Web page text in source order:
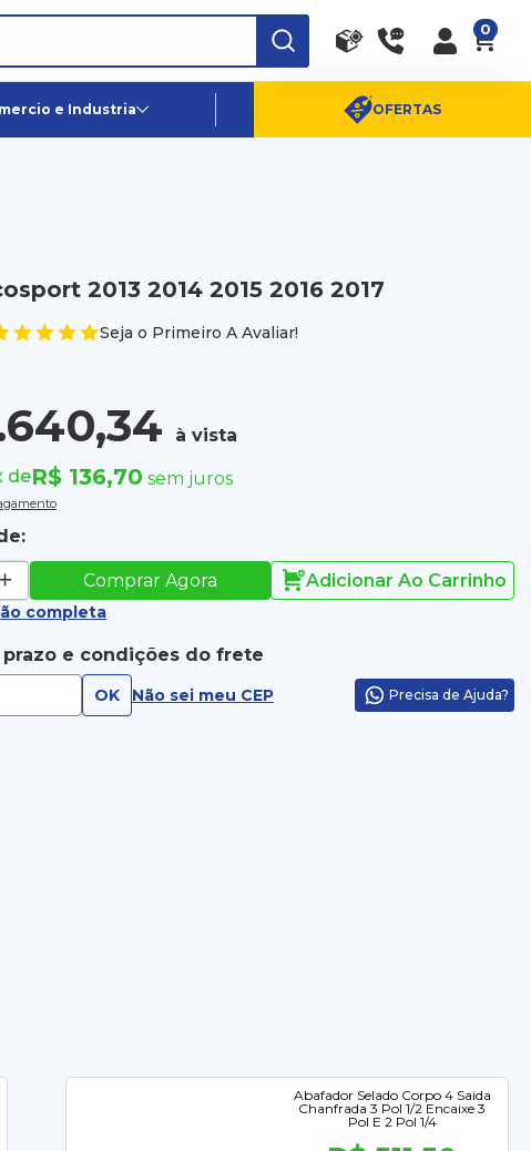
Canais de Atendimento
(11) 96359-6656
SAC:(11) 4003-0880
0
e Industria OFERTAS
2013 2014 2015 2016 2017
Seja o Primeiro A Avaliar!
à vista
deR$ 136,70 sem juros
Comprar Agora Adicionar Ao Carrinho
completa
prazo e condições do frete
OK Não sei meu CEP Precisa de Ajuda?
Abafador Selado Corpo 4 Saida
Chanfrada 3 Pol 1/2 Encaixe 3
Pol E 2 Pol 1/4